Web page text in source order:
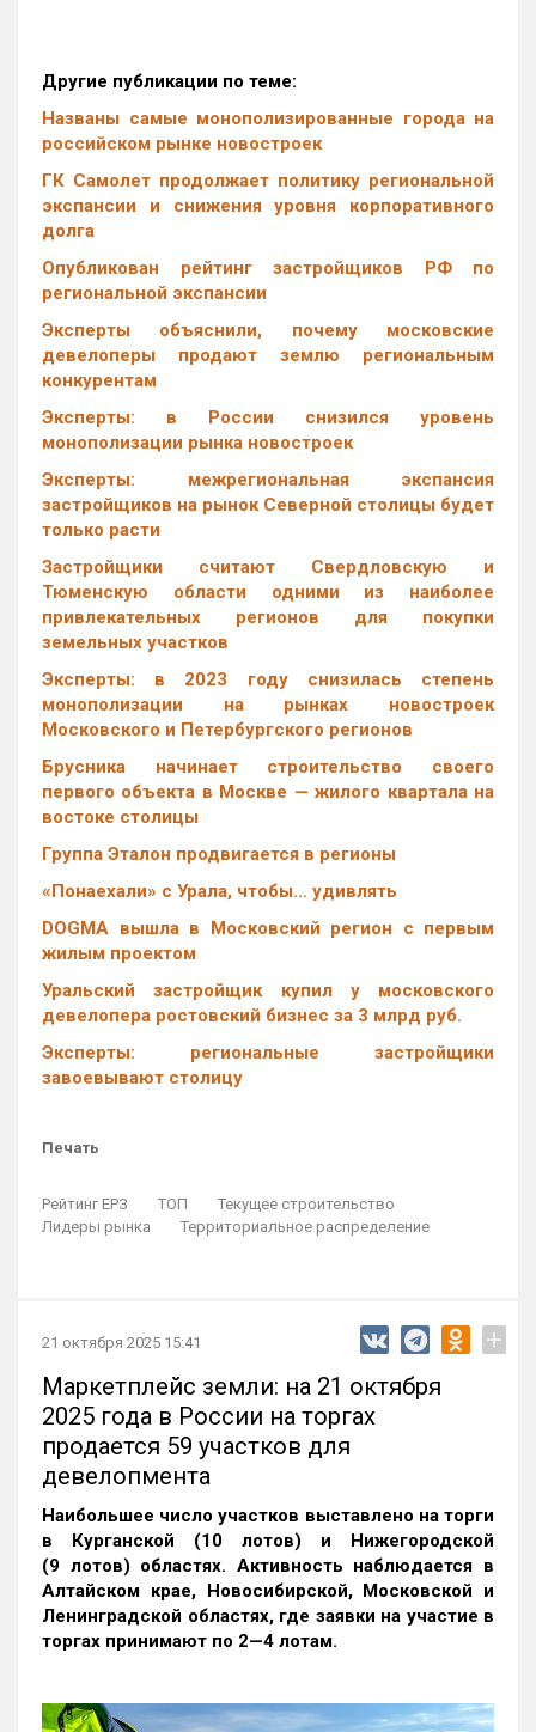
Другие публикации по теме:
Названы самые монополизированные города на
российском рынке новостроек
ГК Самолет продолжает политику региональной
экспансии и снижения уровня корпоративного
долга
Опубликован рейтинг застройщиков РФ по
региональной экспансии
Эксперты объяснили, почему московские
девелоперы продают землю региональным
конкурентам
Эксперты: в России снизился уровень
монополизации рынка новостроек
Эксперты: межрегиональная экспансия
застройщиков на рынок Северной столицы будет
только расти
Застройщики считают Свердловскую и
Тюменскую области одними из наиболее
привлекательных регионов для покупки
земельных участков
Эксперты: в 2023 году снизилась степень
монополизации на рынках новостроек
Московского и Петербургского регионов
Брусника начинает строительство своего
первого объекта в Москве — жилого квартала на
востоке столицы
Группа Эталон продвигается в регионы
«Понаехали» с Урала, чтобы… удивлять
DOGMA вышла в Московский регион с первым
жилым проектом
Уральский застройщик купил у московского
девелопера ростовский бизнес за 3 млрд руб.
Эксперты: региональные застройщики
завоевывают столицу
Печать
Рейтинг ЕРЗ ТОП
Текущее строительство
Лидеры рынка
Территориальное распределение
21 октября 2025 15:41 +
Маркетплейс земли: на 21 октября
2025 года в России на торгах
продается 59 участков для
девелопмента
Наибольшее число участков выставлено на торги
в Курганской (10 лотов) и Нижегородской
(9 лотов) областях. Активность наблюдается в
Алтайском крае, Новосибирской, Московской и
Ленинградской областях, где заявки на участие в
торгах принимают по 2—4 лотам.